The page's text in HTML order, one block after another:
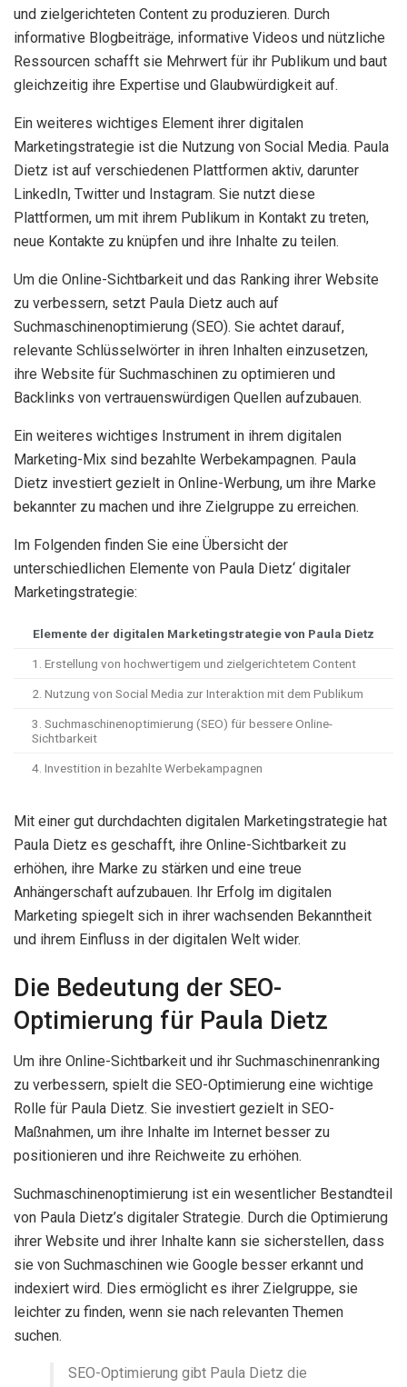
und zielgerichteten Content zu produzieren. Durch
informative Blogbeiträge, informative Videos und nützliche
Ressourcen schafft sie Mehrwert für ihr Publikum und baut
gleichzeitig ihre Expertise und Glaubwürdigkeit auf.
Ein weiteres wichtiges Element ihrer digitalen
Marketingstrategie ist die Nutzung von Social Media. Paula
Dietz ist auf verschiedenen Plattformen aktiv, darunter
LinkedIn, Twitter und Instagram. Sie nutzt diese
Plattformen, um mit ihrem Publikum in Kontakt zu treten,
neue Kontakte zu knüpfen und ihre Inhalte zu teilen.
Um die Online-Sichtbarkeit und das Ranking ihrer Website
zu verbessern, setzt Paula Dietz auch auf
Suchmaschinenoptimierung (SEO). Sie achtet darauf,
relevante Schlüsselwörter in ihren Inhalten einzusetzen,
ihre Website für Suchmaschinen zu optimieren und
Backlinks von vertrauenswürdigen Quellen aufzubauen.
Ein weiteres wichtiges Instrument in ihrem digitalen
Marketing-Mix sind bezahlte Werbekampagnen. Paula
Dietz investiert gezielt in Online-Werbung, um ihre Marke
bekannter zu machen und ihre Zielgruppe zu erreichen.
Im Folgenden finden Sie eine Übersicht der
unterschiedlichen Elemente von Paula Dietz‘ digitaler
Marketingstrategie:
Elemente der digitalen Marketingstrategie von Paula Dietz
1. Erstellung von hochwertigem und zielgerichtetem Content
2. Nutzung von Social Media zur Interaktion mit dem Publikum
3. Suchmaschinenoptimierung (SEO) für bessere Online-
Sichtbarkeit
4. Investition in bezahlte Werbekampagnen
Mit einer gut durchdachten digitalen Marketingstrategie hat
Paula Dietz es geschafft, ihre Online-Sichtbarkeit zu
erhöhen, ihre Marke zu stärken und eine treue
Anhängerschaft aufzubauen. Ihr Erfolg im digitalen
Marketing spiegelt sich in ihrer wachsenden Bekanntheit
und ihrem Einfluss in der digitalen Welt wider.
Die Bedeutung der SEO-
Optimierung für Paula Dietz
Um ihre Online-Sichtbarkeit und ihr Suchmaschinenranking
zu verbessern, spielt die SEO-Optimierung eine wichtige
Rolle für Paula Dietz. Sie investiert gezielt in SEO-
Maßnahmen, um ihre Inhalte im Internet besser zu
positionieren und ihre Reichweite zu erhöhen.
Suchmaschinenoptimierung ist ein wesentlicher Bestandteil
von Paula Dietz’s digitaler Strategie. Durch die Optimierung
ihrer Website und ihrer Inhalte kann sie sicherstellen, dass
sie von Suchmaschinen wie Google besser erkannt und
indexiert wird. Dies ermöglicht es ihrer Zielgruppe, sie
leichter zu finden, wenn sie nach relevanten Themen
suchen.
SEO-Optimierung gibt Paula Dietz die